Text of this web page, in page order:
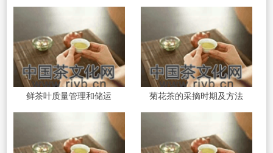
鲜茶叶质量管理和储运 菊花茶的采摘时期及方法